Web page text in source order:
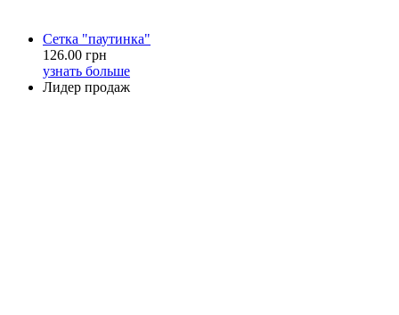
Сетка "паутинка"
126.00 грн
узнать больше
Лидер продаж